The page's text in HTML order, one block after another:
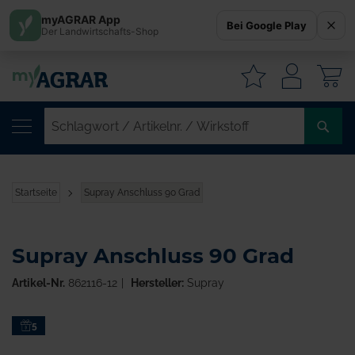
Startseite Supray Anschluss 90 Grad
Zum5
Supray Anschluss 90 Grad
Artikel-Nr. 862116-12 Hersteller:Supray
myAGRAR App
Der Landwirtschafts-Shop Bei Google Play